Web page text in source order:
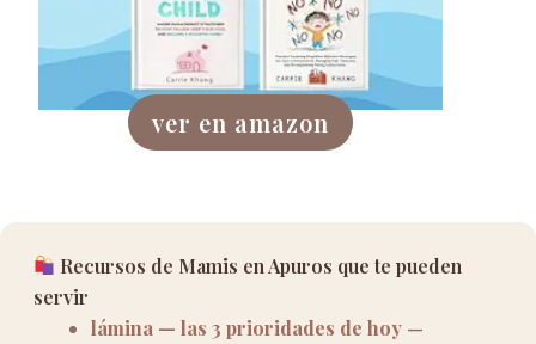
ver en amazon
Recursos de Mamis en Apuros que te pueden
servir
lámina — las 3 prioridades de hoy —